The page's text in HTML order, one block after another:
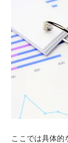
ここでは具体的